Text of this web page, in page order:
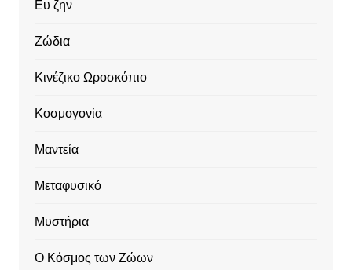
Ευ ζην
Ζώδια
Κινέζικο Ωροσκόπιο
Κοσμογονία
Μαντεία
Μεταφυσικό
Μυστήρια
Ο Κόσμος των Ζώων